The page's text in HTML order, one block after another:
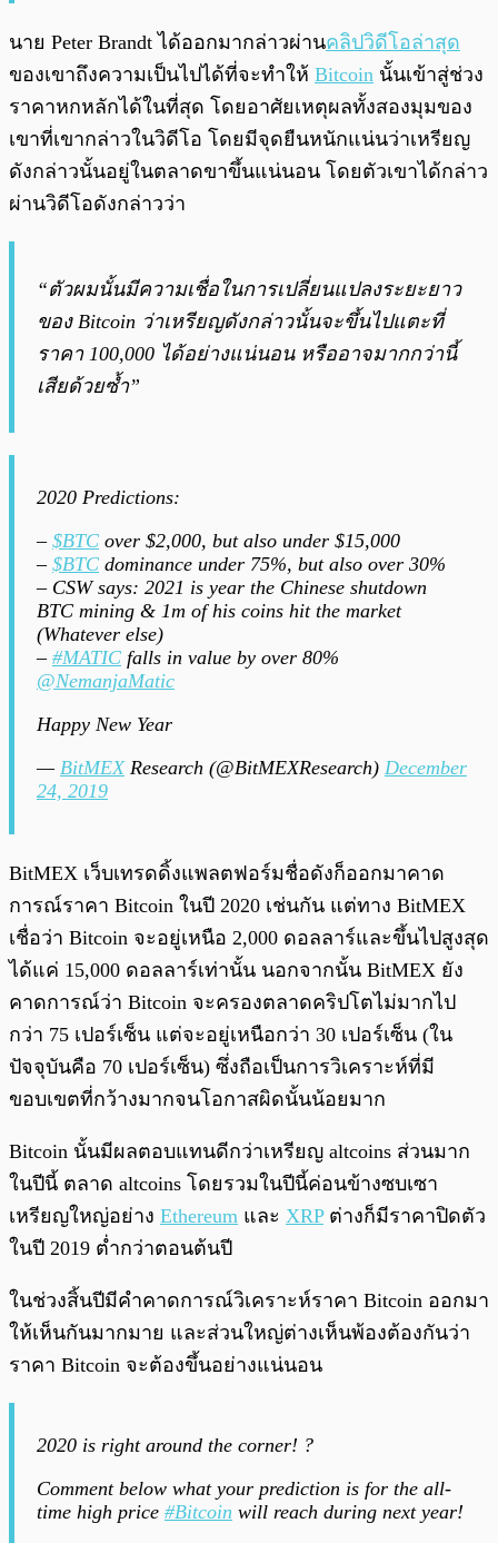
นาย Peter Brandt ได้ออกมากล่าวผ่านคลิปวิดีโอล่าสุด
ของเขาถึงความเป็นไปได้ที่จะทำให้ Bitcoin นั้นเข้าสู่ช่วง
ราคาหกหลักได้ในที่สุด โดยอาศัยเหตุผลทั้งสองมุมของ
เขาที่เขากล่าวในวิดีโอ โดยมีจุดยืนหนักแน่นว่าเหรียญ
ดังกล่าวนั้นอยู่ในตลาดขาขึ้นแน่นอน โดยตัวเขาได้กล่าว
ผ่านวิดีโอดังกล่าวว่า
“ตัวผมนั้นมีความเชื่อในการเปลี่ยนแปลงระยะยาว
ของ Bitcoin ว่าเหรียญดังกล่าวนั้นจะขึ้นไปแตะที่
ราคา 100,000 ได้อย่างแน่นอน หรืออาจมากกว่านี้
เสียด้วยซ้ำ”
2020 Predictions:
– $BTC over $2,000, but also under $15,000
– $BTC dominance under 75%, but also over 30%
– CSW says: 2021 is year the Chinese shutdown
BTC mining & 1m of his coins hit the market
(Whatever else)
– #MATIC falls in value by over 80%
@NemanjaMatic
Happy New Year
— BitMEXResearch (@BitMEXResearch) December
24, 2019
BitMEX เว็บเทรดดิ้งแพลตฟอร์มชื่อดังก็ออกมาคาด
การณ์ราคา Bitcoin ในปี 2020 เช่นกัน แต่ทาง BitMEX
เชื่อว่า Bitcoin จะอยู่เหนือ 2,000 ดอลลาร์และขึ้นไปสูงสุด
ได้แค่ 15,000 ดอลลาร์เท่านั้น นอกจากนั้น BitMEX ยัง
คาดการณ์ว่า Bitcoin จะครองตลาดคริปโตไม่มากไป
กว่า 75 เปอร์เซ็น แต่จะอยู่เหนือกว่า 30 เปอร์เซ็น (ใน
ปัจจุบันคือ 70 เปอร์เซ็น) ซึ่งถือเป็นการวิเคราะห์ที่มี
ขอบเขตที่กว้างมากจนโอกาสผิดนั้นน้อยมาก
Bitcoin นั้นมีผลตอบแทนดีกว่าเหรียญ altcoins ส่วนมาก
ในปีนี้ ตลาด altcoins โดยรวมในปีนี้ค่อนข้างซบเซา
เหรียญใหญ่อย่าง Ethereum และ XRPต่างก็มีราคาปิดตัว
ในปี 2019 ต่ำกว่าตอนต้นปี
ในช่วงสิ้นปีมีคำคาดการณ์วิเคราะห์ราคา Bitcoin ออกมา
ให้เห็นกันมากมาย และส่วนใหญ่ต่างเห็นพ้องต้องกันว่า
ราคา Bitcoin จะต้องขึ้นอย่างแน่นอน
2020 is right around the corner! ?
Comment below what your prediction is for the all-
time high price #Bitcoin will reach during next year!